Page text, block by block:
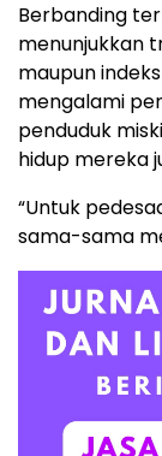
Berbanding
menunjukkan
maupun
mengalami
penduduk
hidup mereka
“Untuk
sama-sama